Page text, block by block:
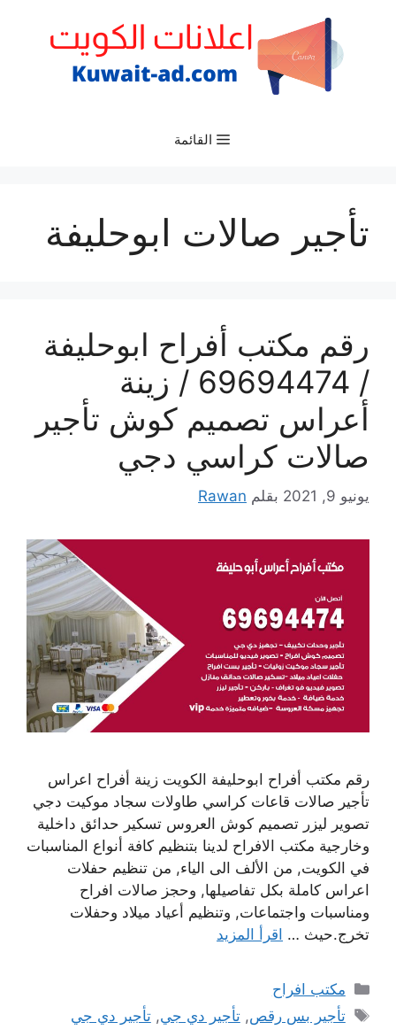
القائمة
تأجير صالات ابوحليفة
رقم مكتب أفراح ابوحليفة
/ 69694474 / زينة
أعراس تصميم كوش تأجير
صالات كراسي دجي
يونيو 9, 2021 بقلم Rawan
رقم مكتب أفراح ابوحليفة الكويت زينة أفراح اعراس
تأجير صالات قاعات كراسي طاولات سجاد موكيت دجي
تصوير ليزر تصميم كوش العروس تسكير حدائق داخلية
وخارجية مكتب الافراح لدينا بتنظيم كافة أنواع المناسبات
في الكويت, من الألف الى الياء, من تنظيم حفلات
اعراس كاملة بكل تفاصيلها, وحجز صالات افراح
ومناسبات واجتماعات, وتنظيم أعياد ميلاد وحفلات
تخرج.حيث … اقرأ المزيد
التصنيفات
مكتب افراح
الوسوم
تأجير بس رقص,تأجير دي جي,تأجير دي جي